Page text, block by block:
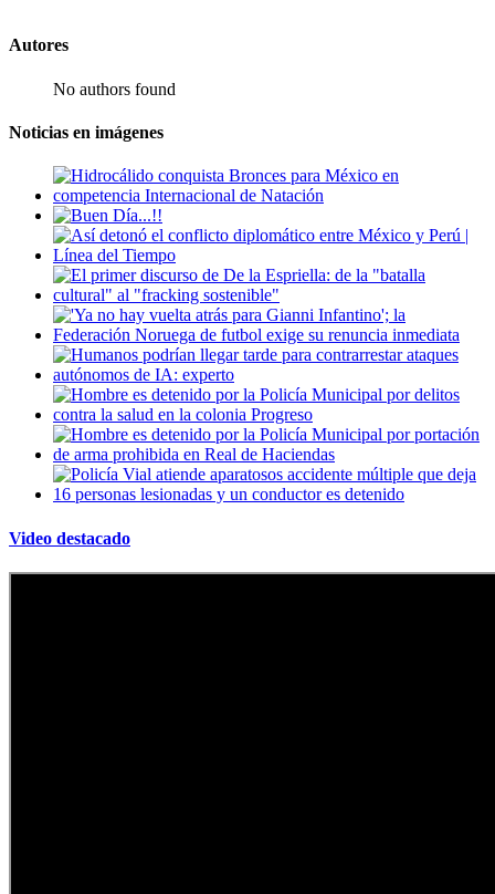
Autores
No authors found
Noticias en imágenes
Video destacado